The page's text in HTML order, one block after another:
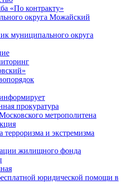
«По контракту»
округа Можайский
муниципального округа
прокуратура
метрополитена
терроризма и экстремизма
жилищного фонда
юридической помощи в